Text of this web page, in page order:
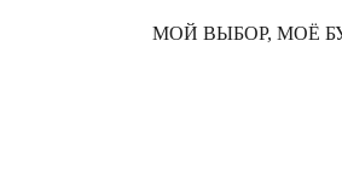
МОЙ ВЫБОР, МОЁ